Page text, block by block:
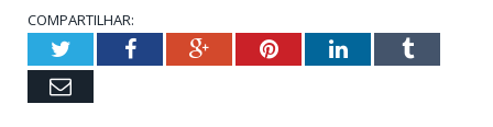
COMPARTILHAR:
TwitterFacebookGoogle+PinterestLinkedInTumblr
Email